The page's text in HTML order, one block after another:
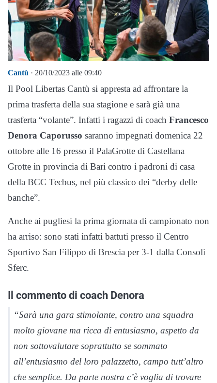
Cantù · 20/10/2023 alle 09:40
Il Pool Libertas Cantù si appresta ad affrontare la
prima trasferta della sua stagione e sarà già una
trasferta “volante”. Infatti i ragazzi di coach Francesco
Denora Caporusso saranno impegnati domenica 22
ottobre alle 16 presso il PalaGrotte di Castellana
Grotte in provincia di Bari contro i padroni di casa
della BCC Tecbus, nel più classico dei “derby delle
banche”.
Anche ai pugliesi la prima giornata di campionato non
ha arriso: sono stati infatti battuti presso il Centro
Sportivo San Filippo di Brescia per 3-1 dalla Consoli
Sferc.
Il commento di coach Denora
“Sarà una gara stimolante, contro una squadra
molto giovane ma ricca di entusiasmo, aspetto da
non sottovalutare soprattutto se sommato
all’entusiasmo del loro palazzetto, campo tutt’altro
che semplice. Da parte nostra c’è voglia di trovare